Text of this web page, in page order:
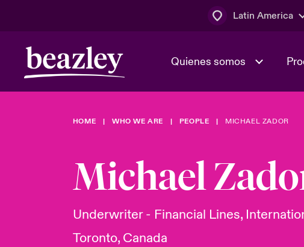
Latin America
Quienes somos
Quienes somos
El Consejo y el
Cultura y valores
Novedades y Eventos
Eventos
Área de clientes Clientes ciber
HOME WHO WE ARE PEOPLE MICHAEL ZADOR
Michael
Underwriter - Financial Lines,
Toronto, Canada